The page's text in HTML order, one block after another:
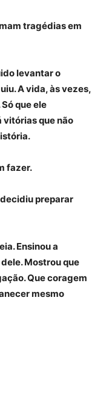
tragédias em
levantar o
A vida, às vezes,
que ele
vitórias que não
fazer.
preparar
Ensinou a
Mostrou que
Que coragem
mesmo